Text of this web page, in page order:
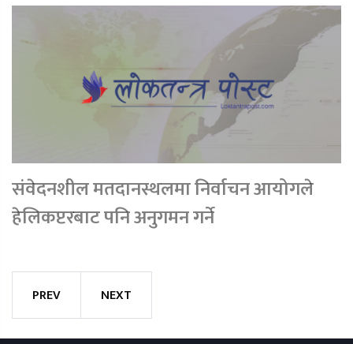
संवेदनशील मतदानस्थलमा निर्वाचन आयोगले
हेलिकप्टरबाट पनि अनुगमन गर्ने
PREV NEXT